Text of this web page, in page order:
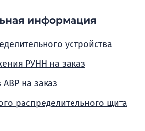
информация
устройства
РУНН на заказ
на заказ
распределительного щита